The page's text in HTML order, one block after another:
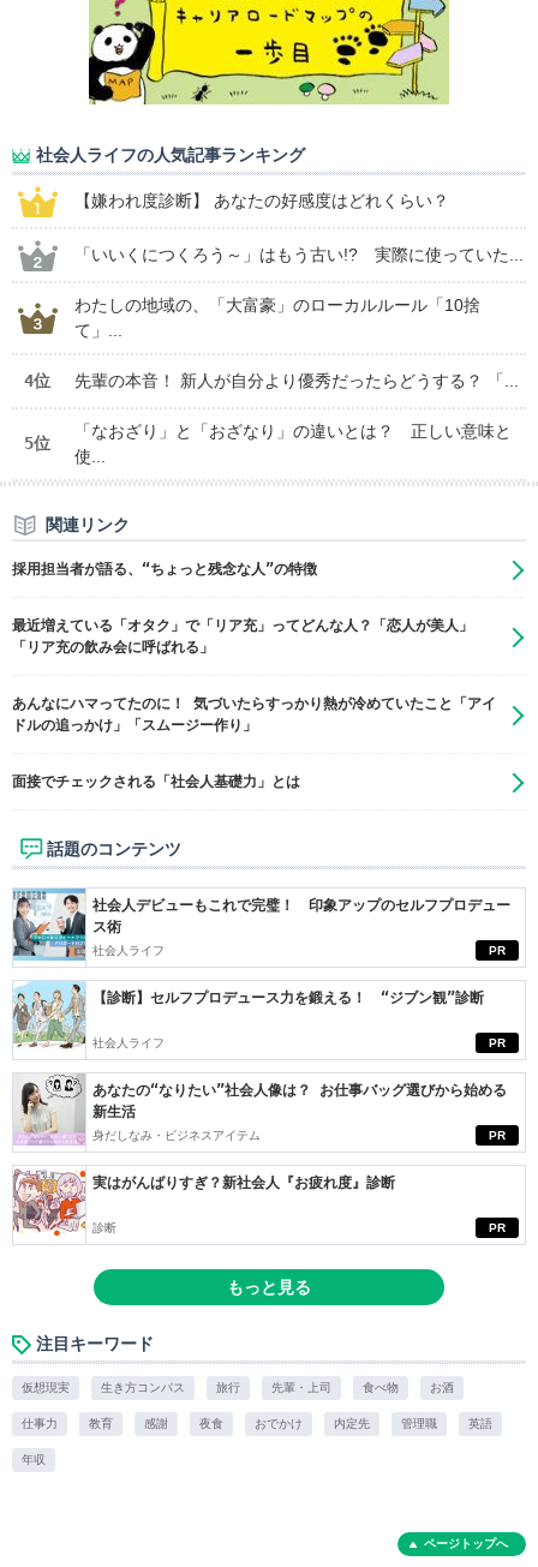
社会人ライフの人気記事ランキング
【嫌われ度診断】 あなたの好感度はどれくらい？
「いいくにつくろう～」はもう古い!? 実際に使っていた...
わたしの地域の、「大富豪」のローカルルール「10捨
て」...
4位 先輩の本音！ 新人が自分より優秀だったらどうする？ 「...
5位
「なおざり」と「おざなり」の違いとは？ 正しい意味と
使...
関連リンク
採用担当者が語る、“ちょっと残念な人”の特徴
最近増えている「オタク」で「リア充」ってどんな人？「恋人が美人」
「リア充の飲み会に呼ばれる」
あんなにハマってたのに！ 気づいたらすっかり熱が冷めていたこと「アイ
ドルの追っかけ」「スムージー作り」
面接でチェックされる「社会人基礎力」とは
話題のコンテンツ
PR
社会人デビューもこれで完璧！ 印象アップのセルフプロデュー
ス術
社会人ライフ
PR
【診断】セルフプロデュース力を鍛える！ “ジブン観”診断
社会人ライフ
PR
あなたの“なりたい”社会人像は？ お仕事バッグ選びから始める
新生活
身だしなみ・ビジネスアイテム
PR
実はがんばりすぎ？新社会人『お疲れ度』診断
診断
もっと見る
注目キーワード
仮想現実 生き方コンパス 旅行 先輩・上司 食べ物 お酒
仕事力 教育 感謝 夜食 おでかけ 内定先 管理職 英語
年収
ページトップへ